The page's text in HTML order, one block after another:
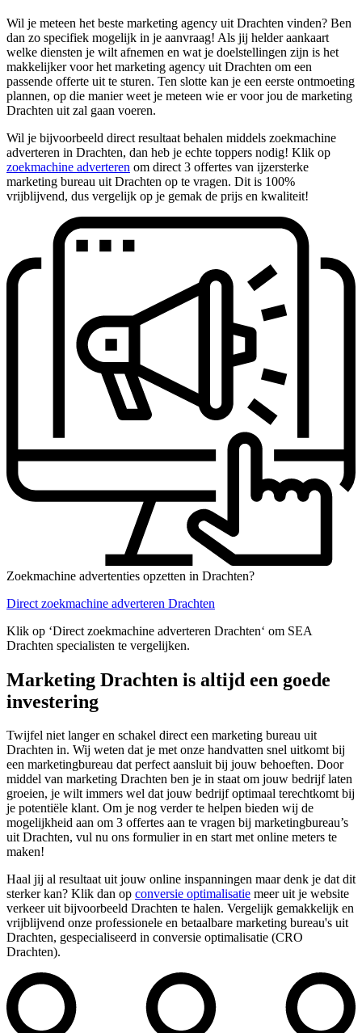
Wil je meteen het beste marketing agency uit Drachten vinden? Ben
dan zo specifiek mogelijk in je aanvraag! Als jij helder aankaart
welke diensten je wilt afnemen en wat je doelstellingen zijn is het
makkelijker voor het marketing agency uit Drachten om een
passende offerte uit te sturen. Ten slotte kan je een eerste ontmoeting
plannen, op die manier weet je meteen wie er voor jou de marketing
Drachten uit zal gaan voeren.
Wil je bijvoorbeeld direct resultaat behalen middels zoekmachine
adverteren in Drachten, dan heb je echte toppers nodig! Klik op
zoekmachine adverteren om direct 3 offertes van ijzersterke
marketing bureau uit Drachten op te vragen. Dit is 100%
vrijblijvend, dus vergelijk op je gemak de prijs en kwaliteit!
Zoekmachine advertenties opzetten in Drachten?
Direct zoekmachine adverteren Drachten
Klik op ‘Direct zoekmachine adverteren Drachten‘ om SEA
Drachten specialisten te vergelijken.
Marketing Drachten is altijd een goede
investering
Twijfel niet langer en schakel direct een marketing bureau uit
Drachten in. Wij weten dat je met onze handvatten snel uitkomt bij
een marketingbureau dat perfect aansluit bij jouw behoeften. Door
middel van marketing Drachten ben je in staat om jouw bedrijf laten
groeien, je wilt immers wel dat jouw bedrijf optimaal terechtkomt bij
je potentiële klant. Om je nog verder te helpen bieden wij de
mogelijkheid aan om 3 offertes aan te vragen bij marketingbureau’s
uit Drachten, vul nu ons formulier in en start met online meters te
maken!
Haal jij al resultaat uit jouw online inspanningen maar denk je dat dit
sterker kan? Klik dan op conversie optimalisatie meer uit je website
verkeer uit bijvoorbeeld Drachten te halen. Vergelijk gemakkelijk en
vrijblijvend onze professionele en betaalbare marketing bureau's uit
Drachten, gespecialiseerd in conversie optimalisatie (CRO
Drachten).